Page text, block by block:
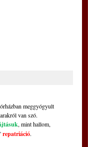
meggyógyult
van szó.
, mint hallom,
repatriáció.